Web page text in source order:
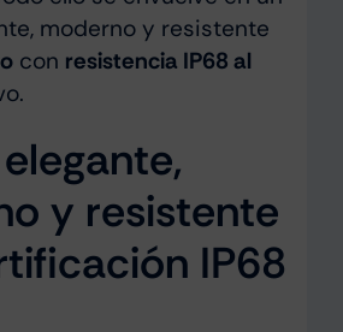
moderno y resistente
con resistencia IP68 al
y resistente
IP68